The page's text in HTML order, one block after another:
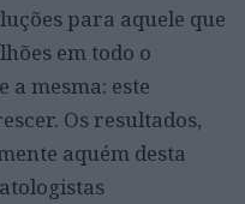
para aquele que
em todo o
a mesma: este
Os resultados,
aquém desta